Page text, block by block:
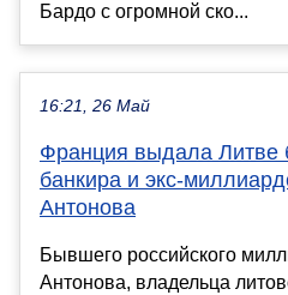
Бардо с огромной ско...
16:21, 26 Май
Франция выдала Литве
банкира и экс-
Антонова
Бывшего российского
Антонова, владельца